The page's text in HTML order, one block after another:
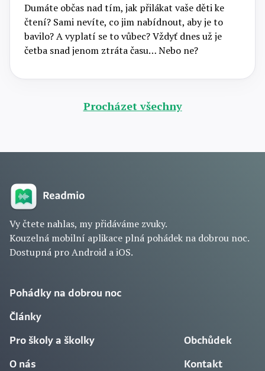
Dumáte občas nad tím, jak přilákat vaše děti ke
čtení? Sami nevíte, co jim nabídnout, aby je to
bavilo? A vyplatí se to vůbec? Vždyť dnes už je
četba snad jenom ztráta času… Nebo ne?
Procházet všechny
Vy čtete nahlas, my přidáváme zvuky.
Kouzelná mobilní aplikace plná pohádek na dobrou noc.
Dostupná pro Android a iOS.
Pohádky na dobrou noc
Články
Pro školy a školky
O nás
Obchůdek
Kontakt